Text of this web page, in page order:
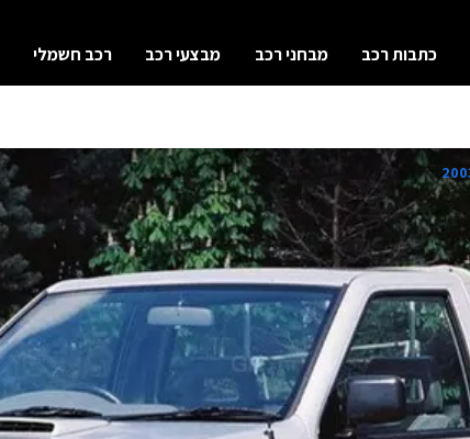
כתבות רכב מבחני רכב מבצעי רכב רכב חשמלי